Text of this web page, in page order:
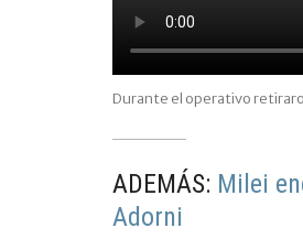
Durante el operativo
ADEMÁS: Milei
Adorni